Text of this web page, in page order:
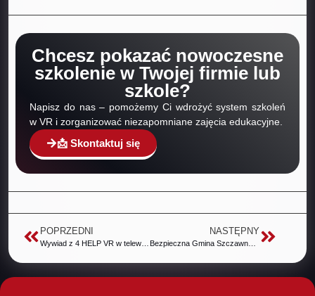
Chcesz pokazać nowoczesne
szkolenie w Twojej firmie lub
szkole?
Napisz do nas – pomożemy Ci wdrożyć system szkoleń
w VR i zorganizować niezapomniane zajęcia edukacyjne.
📩 Skontaktuj się
POPRZEDNI NASTĘPNY
Bezpieczna Gmina Szczawno-Zdrój – projekt, który ratuje życie